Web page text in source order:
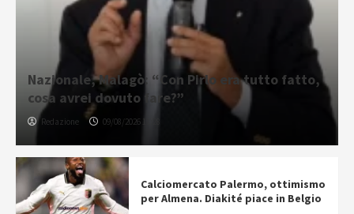
Nazionale, Malagò: “Con Pirlo era tutto fatto,
cosa avrei dovuto fare?”
Redazione 09/08/2026 11:28
Calciomercato Palermo, ottimismo
per Almena. Diakité piace in Belgio